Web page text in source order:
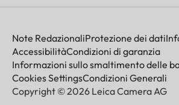
Note RedazionaliProtezione dei dati
AccessibilitàCondizioni di garanzia
Informazioni sullo smaltimento delle
Cookies SettingsCondizioni Generali
Copyright © 2026 Leica Camera AG